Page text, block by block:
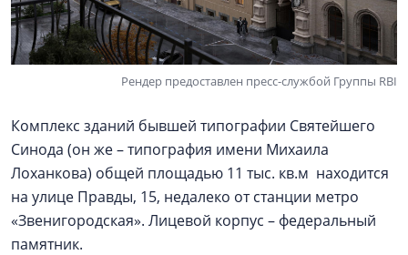
Рендер предоставлен пресс-службой Группы RBI
Комплекс зданий бывшей типографии Святейшего
Синода (он же – типография имени Михаила
Лоханкова) общей площадью 11 тыс. кв.м находится
на улице Правды, 15, недалеко от станции метро
«Звенигородская». Лицевой корпус – федеральный
памятник.